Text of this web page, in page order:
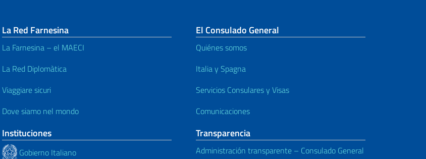
La Red Farnesina
La Farnesina – el MAECI
La Red Diplomàtica
Viaggiare sicuri
Dove siamo nel mondo
Instituciones
Gobierno Italiano
El Consulado General
Quiénes somos
Italia y Spagna
Servicios Consulares y Visas
Comunicaciones
Transparencia
Administración transparente – Consulado General